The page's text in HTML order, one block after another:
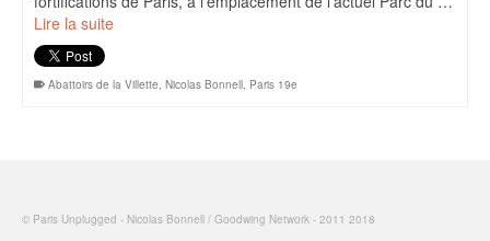
Lire la suite
Abattoirs de la Villette, Nicolas Bonnell, Paris 19e
© Paris Unplugged - Nicolas Bonnell / Goodwing Network - 2011 2018